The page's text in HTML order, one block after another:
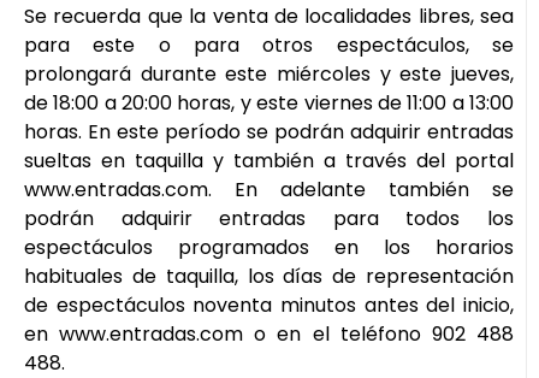
Se recuerda que la venta de localidades libres, sea
para este o para otros espectáculos, se
prolongará durante este miércoles y este jueves,
de 18:00 a 20:00 horas, y este viernes de 11:00 a 13:00
horas. En este período se podrán adquirir entradas
sueltas en taquilla y también a través del portal
www.entradas.com. En adelante también se
podrán adquirir entradas para todos los
espectáculos programados en los horarios
habituales de taquilla, los días de representación
de espectáculos noventa minutos antes del inicio,
en www.entradas.com o en el teléfono 902 488
488.